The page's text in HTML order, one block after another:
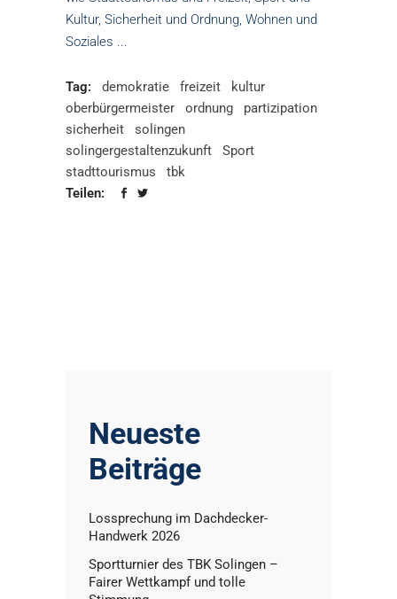
Kultur, Sicherheit und Ordnung, Wohnen und
Soziales
Tag: demokratie freizeit
kultur
oberbürgermeister
ordnung
partizipation
sicherheit
solingen
solingergestaltenzukunft
Sport
stadttourismus
tbk
Teilen:
Neueste
Beiträge
Lossprechung im Dachdecker-
Handwerk 2026
Sportturnier des TBK Solingen –
Fairer Wettkampf und tolle